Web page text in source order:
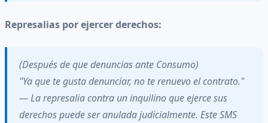
Represalias por ejercer derechos:
(Después de que denuncias ante Consumo)
"Ya que te gusta denunciar, no te renuevo el contrato."
— La represalia contra un inquilino que ejerce sus
derechos puede ser anulada judicialmente. Este SMS